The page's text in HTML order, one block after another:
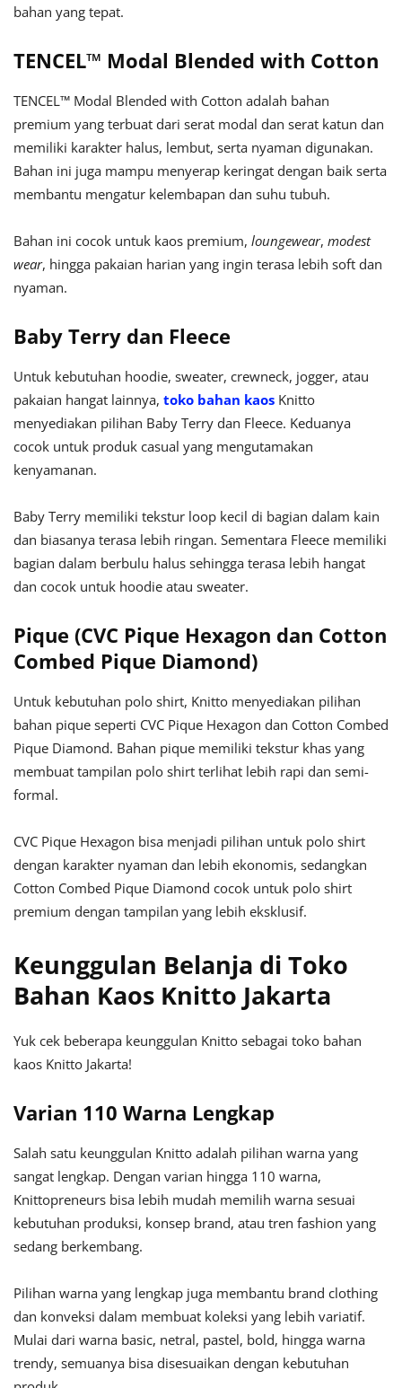
bahan yang tepat.
TENCEL™ Modal Blended with Cotton
TENCEL™ Modal Blended with Cotton adalah bahan
premium yang terbuat dari serat modal dan serat katun dan
memiliki karakter halus, lembut, serta nyaman digunakan.
Bahan ini juga mampu menyerap keringat dengan baik serta
membantu mengatur kelembapan dan suhu tubuh.
Bahan ini cocok untuk kaos premium, loungewear, modest
wear, hingga pakaian harian yang ingin terasa lebih soft dan
nyaman.
Baby Terry dan Fleece
Untuk kebutuhan hoodie, sweater, crewneck, jogger, atau
pakaian hangat lainnya, toko bahan kaos Knitto
menyediakan pilihan Baby Terry dan Fleece. Keduanya
cocok untuk produk casual yang mengutamakan
kenyamanan.
Baby Terry memiliki tekstur loop kecil di bagian dalam kain
dan biasanya terasa lebih ringan. Sementara Fleece memiliki
bagian dalam berbulu halus sehingga terasa lebih hangat
dan cocok untuk hoodie atau sweater.
Pique (CVC Pique Hexagon dan Cotton
Combed Pique Diamond)
Untuk kebutuhan polo shirt, Knitto menyediakan pilihan
bahan pique seperti CVC Pique Hexagon dan Cotton Combed
Pique Diamond. Bahan pique memiliki tekstur khas yang
membuat tampilan polo shirt terlihat lebih rapi dan semi-
formal.
CVC Pique Hexagon bisa menjadi pilihan untuk polo shirt
dengan karakter nyaman dan lebih ekonomis, sedangkan
Cotton Combed Pique Diamond cocok untuk polo shirt
premium dengan tampilan yang lebih eksklusif.
Keunggulan Belanja di Toko
Bahan Kaos Knitto Jakarta
Yuk cek beberapa keunggulan Knitto sebagai toko bahan
kaos Knitto Jakarta!
Varian 110 Warna Lengkap
Salah satu keunggulan Knitto adalah pilihan warna yang
sangat lengkap. Dengan varian hingga 110 warna,
Knittopreneurs bisa lebih mudah memilih warna sesuai
kebutuhan produksi, konsep brand, atau tren fashion yang
sedang berkembang.
Pilihan warna yang lengkap juga membantu brand clothing
dan konveksi dalam membuat koleksi yang lebih variatif.
Mulai dari warna basic, netral, pastel, bold, hingga warna
trendy, semuanya bisa disesuaikan dengan kebutuhan